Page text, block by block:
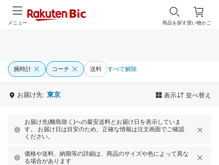
買い物かご
商品を探す
メニュー
腕時計 コーチ 送料 すべて解除
お届け先: 東京 表示 並べ替え
お届け先(離島除く)への最安送料とお届け日を表示していま
す。 お届け日は目安のため、正確な情報は注文画面でご確認
ください。
価格や送料、納期等の詳細は、商品のサイズや色によって異な
る場合があります